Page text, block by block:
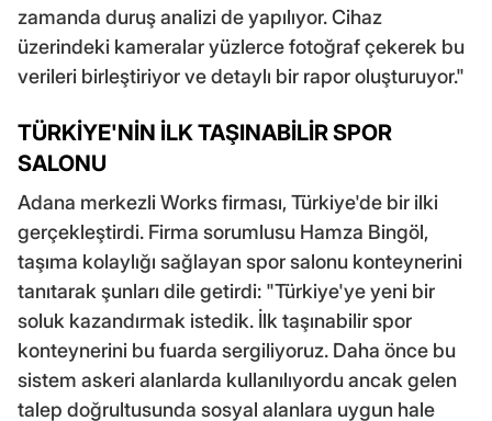
zamanda duruş analizi de yapılıyor. Cihaz
üzerindeki kameralar yüzlerce fotoğraf çekerek bu
verileri birleştiriyor ve detaylı bir rapor oluşturuyor."
TÜRKİYE'NİN İLK TAŞINABİLİR SPOR
SALONU
Adana merkezli Works firması, Türkiye'de bir ilki
gerçekleştirdi. Firma sorumlusu Hamza Bingöl,
taşıma kolaylığı sağlayan spor salonu konteynerini
tanıtarak şunları dile getirdi: "Türkiye'ye yeni bir
soluk kazandırmak istedik. İlk taşınabilir spor
konteynerini bu fuarda sergiliyoruz. Daha önce bu
sistem askeri alanlarda kullanılıyordu ancak gelen
talep doğrultusunda sosyal alanlara uygun hale